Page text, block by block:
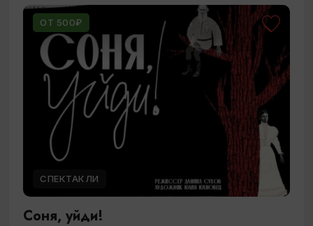
ОТ 500₽
СПЕКТАКЛИ
Соня, уйди!